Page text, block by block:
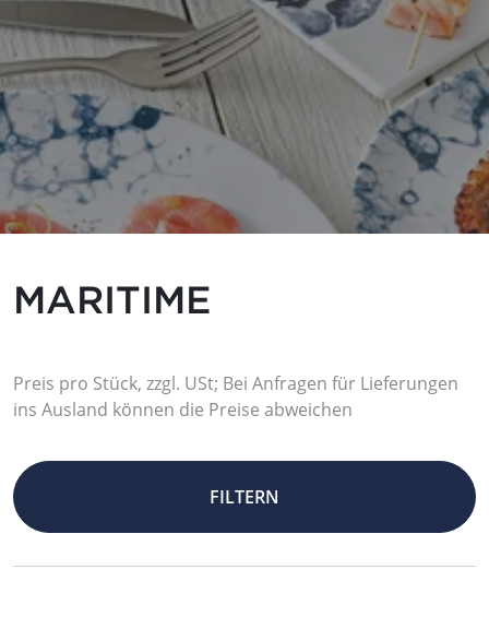
MARITIME
Preis pro Stück, zzgl. USt; Bei Anfragen für Lieferungen
ins Ausland können die Preise abweichen
FILTERN